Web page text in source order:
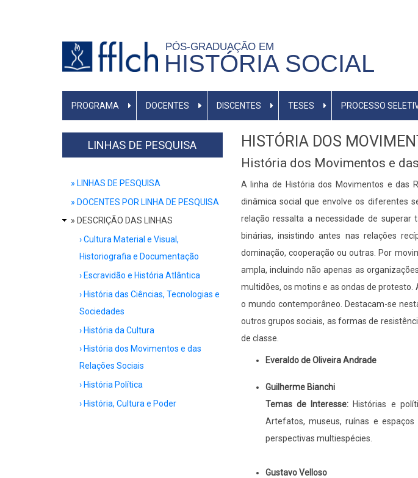
PÓS-GRADUAÇÃO EM
HISTÓRIA SOCIAL
MAIN
PROGRAMA DOCENTES DISCENTES TESES PROCESSO
LINHAS DE PESQUISA
» LINHAS DE PESQUISA
» DOCENTES POR LINHA DE PESQUISA
» DESCRIÇÃO DAS LINHAS
› Cultura Material e Visual,
Historiografia e Documentação
› Escravidão e História Atlântica
› História das Ciências, Tecnologias e
Sociedades
› História da Cultura
› História dos Movimentos e das
Relações Sociais
› História Política
› História, Cultura e Poder
HISTÓRIA DOS
História dos Movimentos e
A linha de História dos Movimentos e das
dinâmica social que envolve os diferentes
relação ressalta a necessidade de
binárias, insistindo antes nas relações
dominação, cooperação ou outras. Por
ampla, incluindo não apenas as
multidões, os motins e as ondas de
o mundo contemporâneo. Destacam-se
outros grupos sociais, as formas de
de classe.
Everaldo de Oliveira Andrade
Guilherme Bianchi
Temas de Interesse: Histórias e
Artefatos, museus, ruínas e
perspectivas multiespécies.
Gustavo Velloso